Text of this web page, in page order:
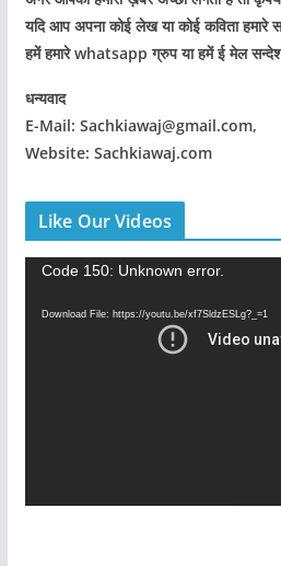
यदि आप अपना कोई लेख या कोई कविता हमारे
हमें हमारे whatsapp ग्रुप या हमें ई मेल
धन्यवाद
E-Mail: Sachkiawaj@gmail.com,
Website: Sachkiawaj.com
Like Our Videos
Code 150: Unknown error.
Download File: https://youtu.be/xf7SldzESLg?_=1